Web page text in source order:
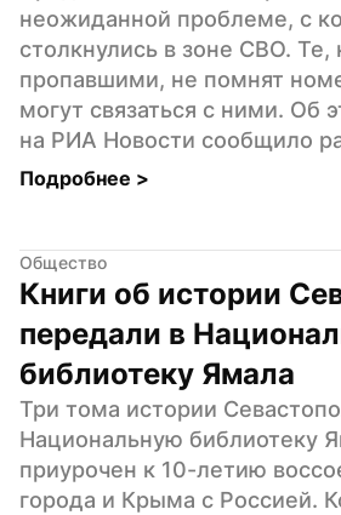
неожиданной проблеме, с
столкнулись в зоне СВО. Те,
пропавшими, не помнят
могут связаться с ними. Об
на РИА Новости сообщило
Подробнее >
Общество
Книги об истории
передали в
библиотеку Ямала
Три тома истории
Национальную библиотеку
приурочен к 10-летию
города и Крыма с Россией.